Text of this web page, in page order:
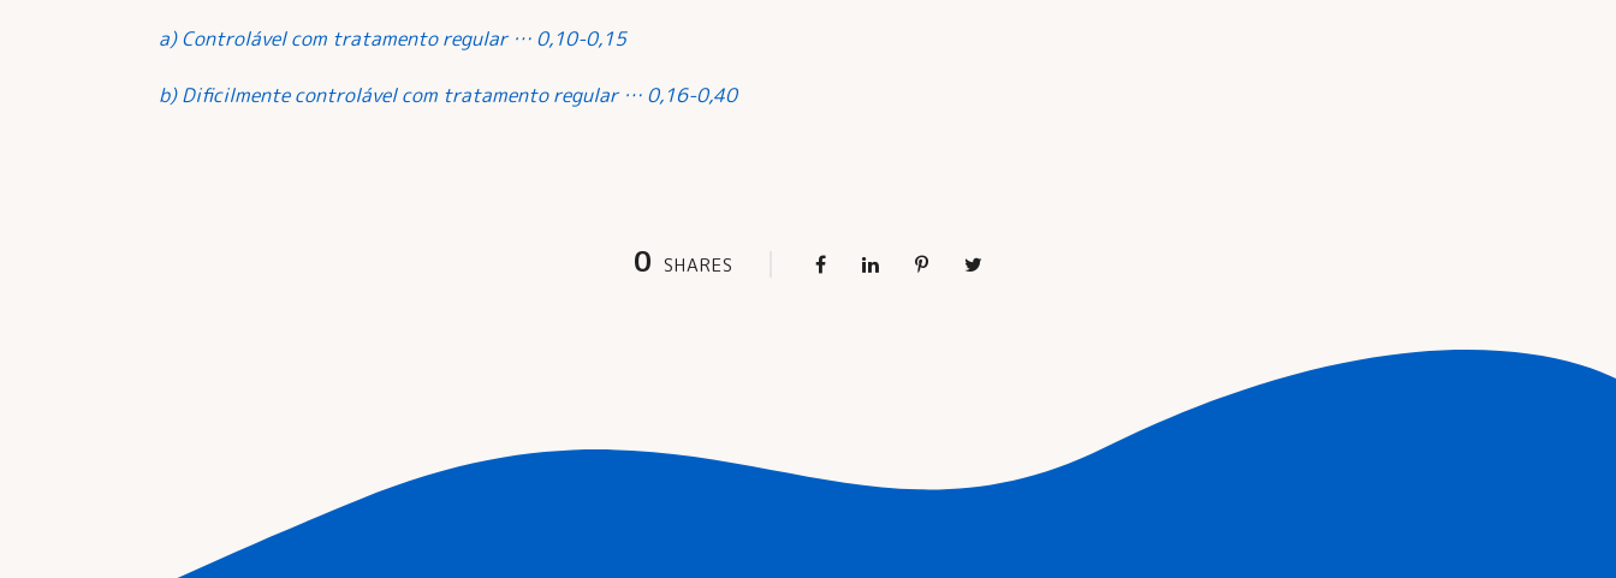
a) Controlável com tratamento regular … 0,10-0,15
b) Dificilmente controlável com tratamento regular … 0,16-0,40
0 SHARES